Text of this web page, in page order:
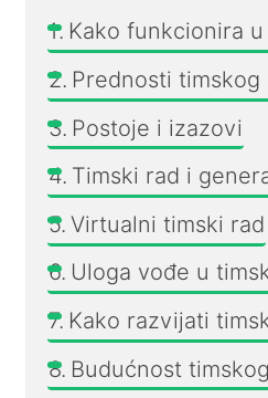
Kako funkcionira u
Prednosti timskog
Postoje i izazovi
Timski rad i
Virtualni timski rad
Uloga vođe u
Kako razvijati
Budućnost